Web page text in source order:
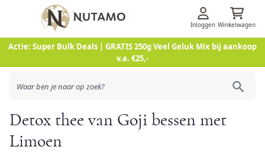
Actie: Super Bulk Deals | GRATIS 250g Veel Geluk Mix bij aankoop
v.a. €25,-
Ga naar de inhoud
Inloggen Winkelwagen
Detox thee van Goji bessen met
Limoen